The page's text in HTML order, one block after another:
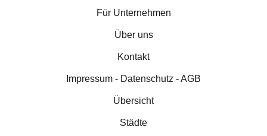
Für Unternehmen
Über uns
Kontakt
Impressum - Datenschutz - AGB
Übersicht
Städte